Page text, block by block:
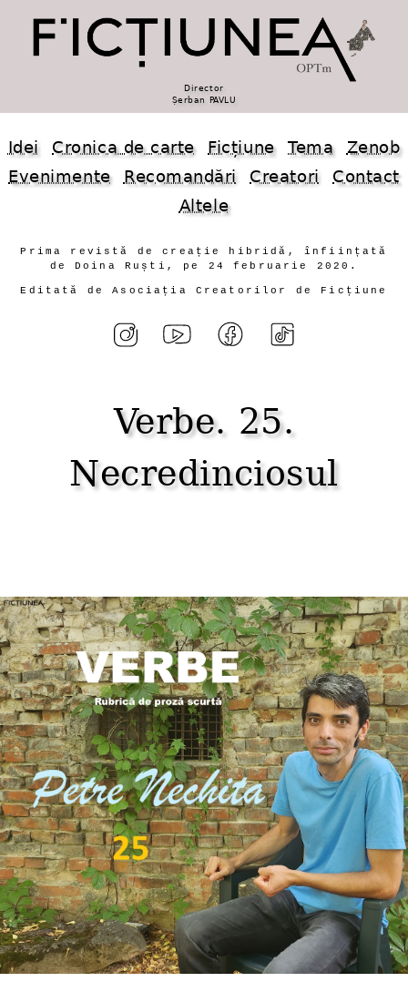
Director
Șerban PAVLU
Idei Cronica de carte Ficțiune Tema
Zenob
Evenimente
Recomandări Creatori
Contact
Altele
Prima revistă de creație hibridă, înființată
de Doina Ruști, pe 24 februarie 2020.
Editată de Asociația Creatorilor de Ficțiune
Verbe. 25.
Necredinciosul